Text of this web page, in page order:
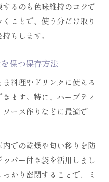
るのも色味維持のコツで
ことで、使う分だけ取り
ちします。
保つ保存方法
料理やドリンクに使える
ます。特に、ハーブティ
ース作りなどに最適で
での乾燥や匂い移りを防
パー付き袋を活用しまし
かり密閉することで、ミ